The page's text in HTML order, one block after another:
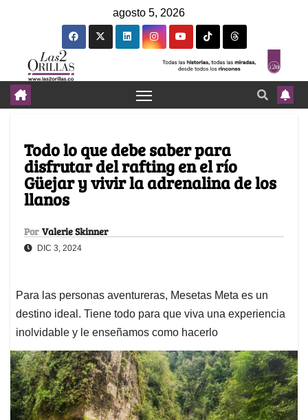
agosto 5, 2026
Todo lo que debe saber para
disfrutar del rafting en el río
Güejar y vivir la adrenalina de los
llanos
Por Valerie Skinner
DIC 3, 2024
Para las personas aventureras, Mesetas Meta es un
destino ideal. Tiene todo para que viva una experiencia
inolvidable y le enseñamos como hacerlo